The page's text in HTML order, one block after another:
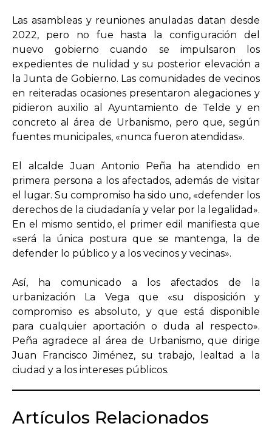
Las asambleas y reuniones anuladas datan desde
2022, pero no fue hasta la configuración del
nuevo gobierno cuando se impulsaron los
expedientes de nulidad y su posterior elevación a
la Junta de Gobierno. Las comunidades de vecinos
en reiteradas ocasiones presentaron alegaciones y
pidieron auxilio al Ayuntamiento de Telde y en
concreto al área de Urbanismo, pero que, según
fuentes municipales, «nunca fueron atendidas».
El alcalde Juan Antonio Peña ha atendido en
primera persona a los afectados, además de visitar
el lugar. Su compromiso ha sido uno, «defender los
derechos de la ciudadanía y velar por la legalidad».
En el mismo sentido, el primer edil manifiesta que
«será la única postura que se mantenga, la de
defender lo público y a los vecinos y vecinas».
Así, ha comunicado a los afectados de la
urbanización La Vega que «su disposición y
compromiso es absoluto, y que está disponible
para cualquier aportación o duda al respecto».
Peña agradece al área de Urbanismo, que dirige
Juan Francisco Jiménez, su trabajo, lealtad a la
ciudad y a los intereses públicos.
Artículos Relacionados